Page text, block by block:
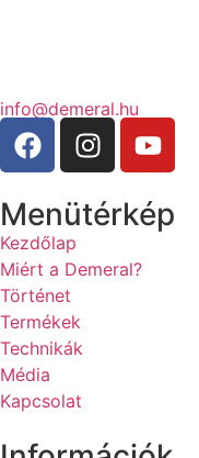
info@demeral.hu
Menütérkép
Kezdőlap
Miért a Demeral?
Történet
Termékek
Technikák
Média
Kapcsolat